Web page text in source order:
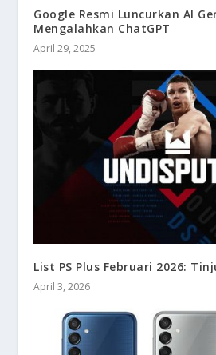
Google Resmi Luncurkan AI
Mengalahkan ChatGPT
April 29, 2025
List PS Plus Februari 2026:
April 3, 2026